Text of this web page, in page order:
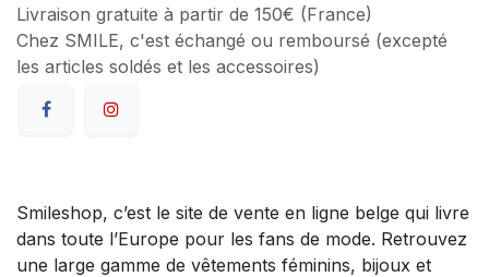
Livraison gratuite à partir de 150€ (France)
Chez SMILE, c'est échangé ou remboursé (excepté
les articles soldés et les accessoires)
Smileshop, c’est le site de vente en ligne belge qui livre
dans toute l’Europe pour les fans de mode. Retrouvez
une large gamme de vêtements féminins, bijoux et